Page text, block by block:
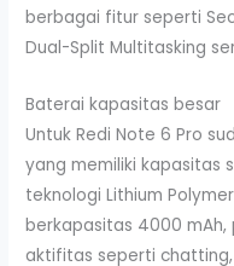
berbagai fitur seperti
Dual-Split Multitasking
Baterai kapasitas besar
Untuk Redi Note 6 Pro
yang memiliki kapasitas
teknologi Lithium
berkapasitas 4000
aktifitas seperti